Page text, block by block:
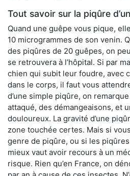
Tout savoir sur la piqûre
Quand une guêpe vous pique,
10 microgrammes de son venin.
des piqûres de 20 guêpes, on
se retrouvera à l’hôpital. Si par
chien qui subit leur foudre, avec
dans le corps, il faut vous
d’une simple piqûre, on
attaqué, des démangeaisons, et
douloureux. La gravité d’une
zone touchée certes. Mais si
genre de piqûre, ou si les
mieux vaut avoir recours à un
risque. Rien qu’en France, on